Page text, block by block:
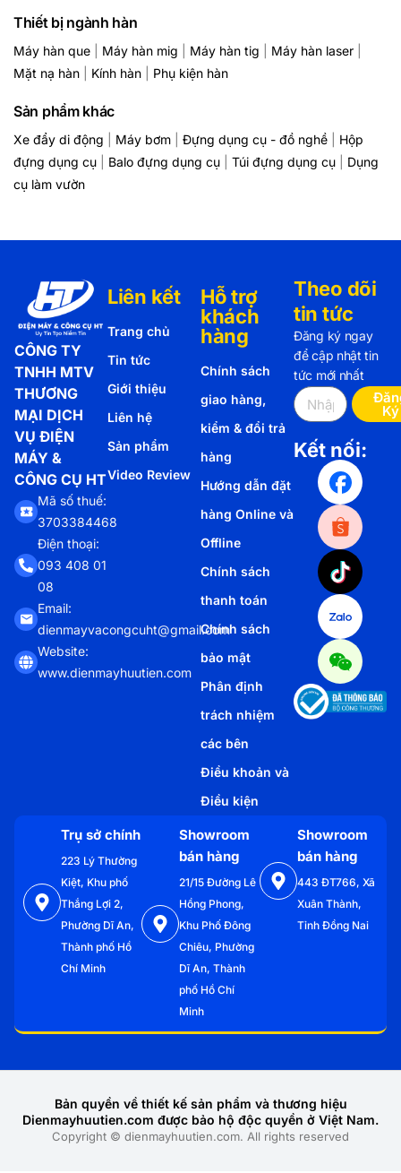
Thiết bị ngành hàn
Máy hàn que Máy hàn mig Máy hàn tig Máy hàn laser
Mặt nạ hàn
Kính hàn Phụ kiện hàn
Sản phẩm khác
Xe đẩy di động Máy bơm Đựng dụng cụ - đồ nghề
Hộp
đựng dụng cụ
Balo đựng dụng cụ Túi đựng dụng cụ
Dụng
cụ làm vườn
CÔNG TY
TNHH MTV
THƯƠNG
MẠI DỊCH
VỤ ĐIỆN
MÁY &
CÔNG CỤ HT
Mã số thuế:
3703384468
Điện thoại:
093 408 01
08
Email:
dienmayvacongcuht@gmail.com
Website:
www.dienmayhuutien.com
Liên kết
Trang chủ
Tin tức
Giới thiệu
Liên hệ
Sản phẩm
Video Review
Hỗ trợ
khách
hàng
Chính sách
giao hàng,
kiểm & đổi trả
hàng
Hướng dẫn đặt
hàng Online và
Offline
Chính sách
thanh toán
Chính sách
bảo mật
Phân định
trách nhiệm
các bên
Điều khoản và
Điều kiện
Theo dõi
tin tức
Đăng ký ngay
để cập nhật tin
tức mới nhất
Ký
Kết nối:
Trụ sở chính
223 Lý Thường
Kiệt, Khu phố
Thắng Lợi 2,
Phường Dĩ An,
Thành phố Hồ
Chí Minh
Showroom
bán hàng
21/15 Đường Lê
Hồng Phong,
Khu Phố Đông
Chiêu, Phường
Dĩ An, Thành
phố Hồ Chí
Minh
Showroom
bán hàng
443 ĐT766, Xã
Xuân Thành,
Tỉnh Đồng Nai
Copyright © dienmayhuutien.com. All rights reserved
Bản quyền về thiết kế sản phẩm và thương hiệu
Dienmayhuutien.com được bảo hộ độc quyền ở Việt Nam.